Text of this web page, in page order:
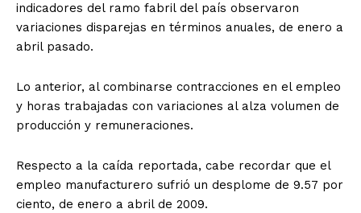
indicadores del ramo fabril del país observaron
variaciones disparejas en términos anuales, de enero a
abril pasado.
Lo anterior, al combinarse contracciones en el empleo
y horas trabajadas con variaciones al alza volumen de
producción y remuneraciones.
Respecto a la caída reportada, cabe recordar que el
empleo manufacturero sufrió un desplome de 9.57 por
ciento, de enero a abril de 2009.